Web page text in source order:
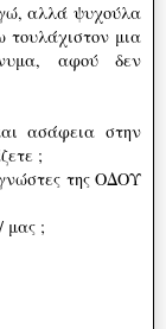
αλλά ψυχούλα
μια
αφού δεν
ασάφεια στην
;
της ΟΔΟΥ
μας ;